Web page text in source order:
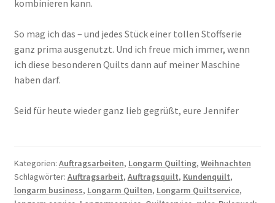
kombinieren kann.
So mag ich das – und jedes Stück einer tollen Stoffserie
ganz prima ausgenutzt. Und ich freue mich immer, wenn
ich diese besonderen Quilts dann auf meiner Maschine
haben darf.
Seid für heute wieder ganz lieb gegrüßt, eure Jennifer
Kategorien: Auftragsarbeiten, Longarm Quilting, Weihnachten
Schlagwörter: Auftragsarbeit, Auftragsquilt, Kundenquilt,
longarm business, Longarm Quilten, Longarm Quiltservice,